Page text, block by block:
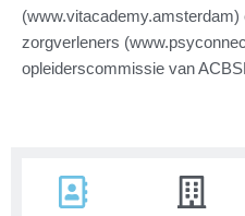
(www.vitacademy.amsterdam)
zorgverleners
opleiderscommissie van